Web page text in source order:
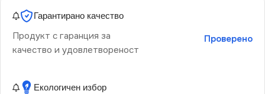
Гарантирано качество
Продукт с гаранция за
качество и удовлетвореност
Проверено
Екологичен избор